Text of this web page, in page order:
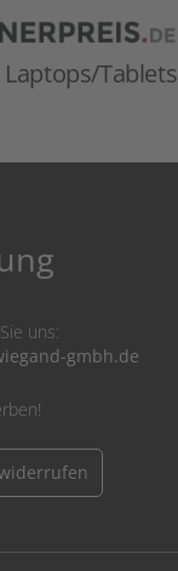
Laptops/Tablets
uns:
gmbh.de